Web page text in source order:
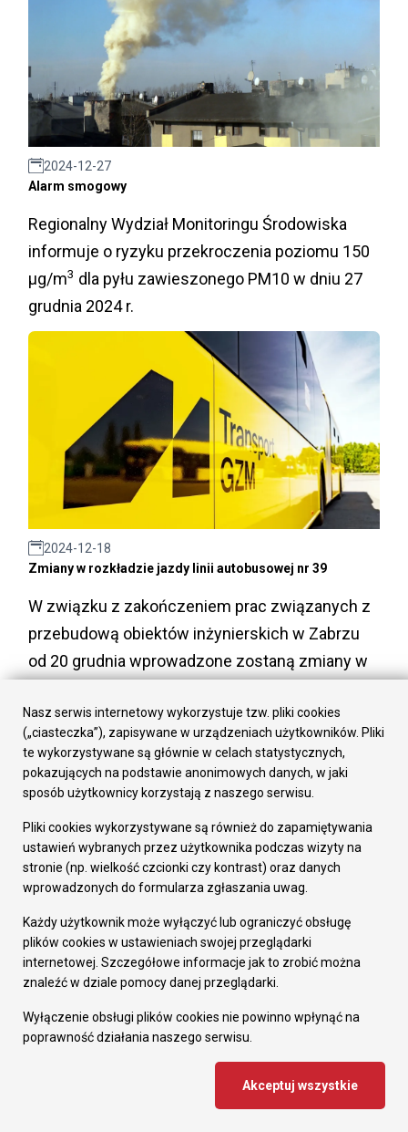
2024-12-27
Alarm smogowy
Regionalny Wydział Monitoringu Środowiska
informuje o ryzyku przekroczenia poziomu 150
µg/m3 dla pyłu zawieszonego PM10 w dniu 27
grudnia 2024 r.
2024-12-18
Zmiany w rozkładzie jazdy linii autobusowej nr 39
W związku z zakończeniem prac związanych z
przebudową obiektów inżynierskich w Zabrzu
od 20 grudnia wprowadzone zostaną zmiany w
2024-12-18
Urząd Miasta krócej w Wigilię
24 grudnia Urząd Miasta Ruda Śląska będzie
czynny dla klientów do godziny 12:00.
Nasz serwis internetowy wykorzystuje tzw. pliki cookies
(„ciasteczka”), zapisywane w urządzeniach użytkowników. Pliki
te wykorzystywane są głównie w celach statystycznych,
pokazujących na podstawie anonimowych danych, w jaki
sposób użytkownicy korzystają z naszego serwisu.
Pliki cookies wykorzystywane są również do zapamiętywania
ustawień wybranych przez użytkownika podczas wizyty na
stronie (np. wielkość czcionki czy kontrast) oraz danych
wprowadzonych do formularza zgłaszania uwag.
Każdy użytkownik może wyłączyć lub ograniczyć obsługę
plików cookies w ustawieniach swojej przeglądarki
internetowej. Szczegółowe informacje jak to zrobić można
znaleźć w dziale pomocy danej przeglądarki.
Wyłączenie obsługi plików cookies nie powinno wpłynąć na
poprawność działania naszego serwisu.
Akceptuj wszystkie